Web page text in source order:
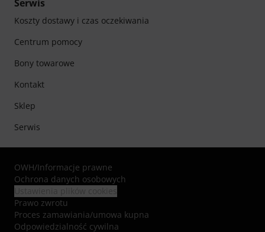
Serwis
Koszty dostawy i czas oczekiwania
Centrum pomocy
Bony towarowe
Kontakt
Sklep
Serwis
OWH/Informacje prawne
Ochrona danych osobowych
Prawo zwrotu
Proces zamawiania/umowa kupna
Odpowiedzialność cywilna